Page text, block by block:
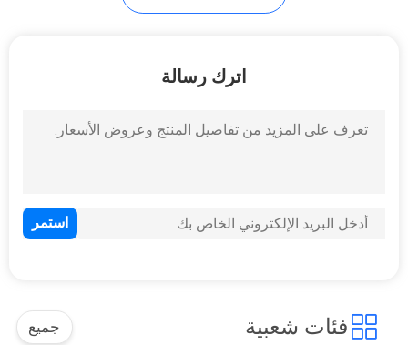
صندوق السيارة AI
واجهة Carplay
اترك رسالة
فئات شعبية جميع